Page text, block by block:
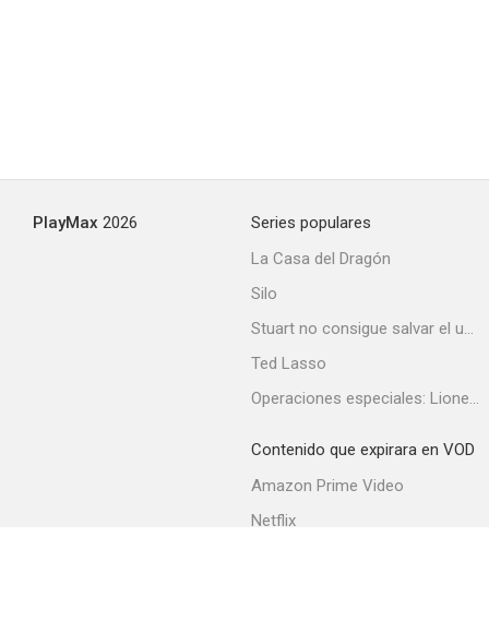
PlayMax 2026
Series populares
La Casa del Dragón
Silo
Stuart no consigue salvar el universo
Ted Lasso
Operaciones especiales: Lioness
Contenido que expirara en VOD
Amazon Prime Video
Netflix